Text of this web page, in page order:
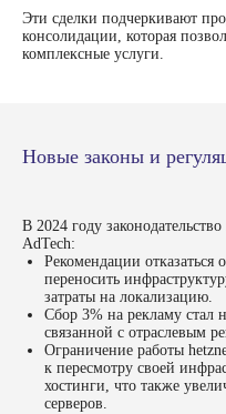
Эти сделки подчеркивают
консолидации, которая
комплексные услуги.
Новые законы и
В 2024 году
AdTech:
Рекомендации
переносить
затраты на локализацию.
Сбор 3% на рекламу стал
связанной с отраслевым
Ограничение работы
к пересмотру своей
хостинги, что также
серверов.